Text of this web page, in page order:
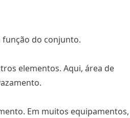
função do conjunto.
elementos. Aqui, área de
Em muitos equipamentos,